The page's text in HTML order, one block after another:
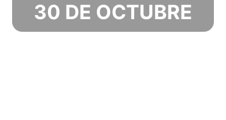
30 DE OCTUBRE